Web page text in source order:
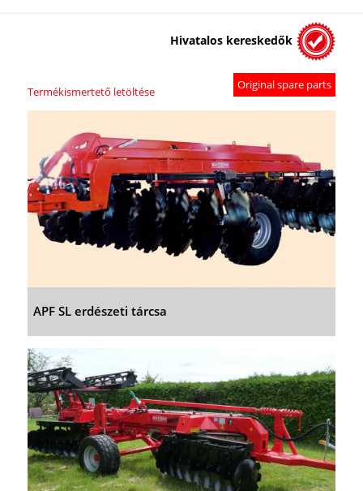
Hivatalos kereskedők
Original spare parts
Termékismertető letöltése
APF SL erdészeti tárcsa